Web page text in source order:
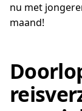
nu met
maand!